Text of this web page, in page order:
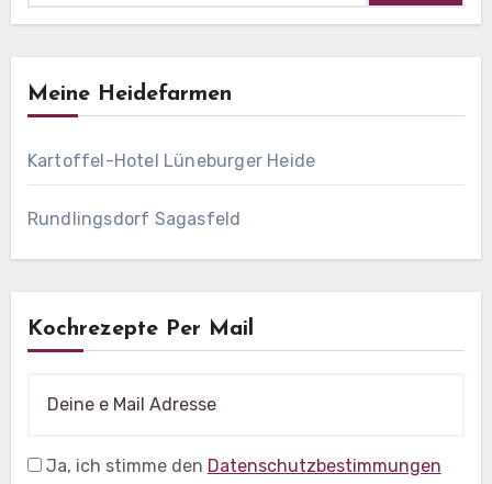
Meine Heidefarmen
Kartoffel-Hotel Lüneburger Heide
Rundlingsdorf Sagasfeld
Kochrezepte Per Mail
Ja, ich stimme den Datenschutzbestimmungen